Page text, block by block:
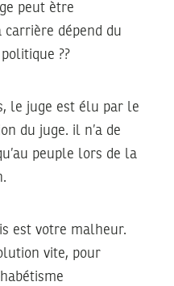
peut ètre
carrière dépend du
??
le juge est élu par le
du juge. il n’a de
peuple lors de la
est votre malheur.
vite, pour